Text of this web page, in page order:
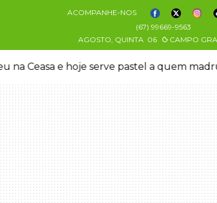
ACOMPANHE-NOS
(67) 99669-9563
AGOSTO, QUINTA 06 CAMPO
na Ceasa e hoje serve pastel a quem